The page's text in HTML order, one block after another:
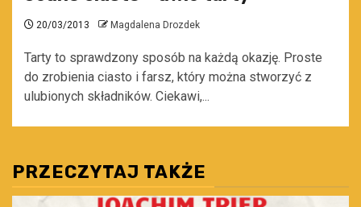
20/03/2013 Magdalena Drozdek
Tarty to sprawdzony sposób na każdą okazję. Proste
do zrobienia ciasto i farsz, który można stworzyć z
ulubionych składników. Ciekawi,...
PRZECZYTAJ TAKŻE